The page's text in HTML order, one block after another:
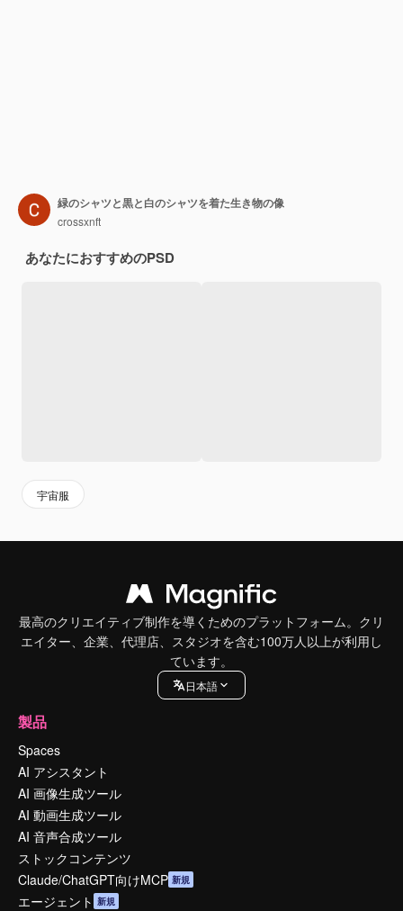
緑のシャツと黒と白のシャツを着た生き物の像
crossxnft
あなたにおすすめのPSD
宇宙服
最高のクリエイティブ制作を導くためのプラットフォーム。クリ
エイター、企業、代理店、スタジオを含む100万人以上が利用し
ています。
日本語
製品
Spaces
AI アシスタント
AI 画像生成ツール
AI 動画生成ツール
AI 音声合成ツール
ストックコンテンツ
Claude/ChatGPT向けMCP 新規
エージェント 新規